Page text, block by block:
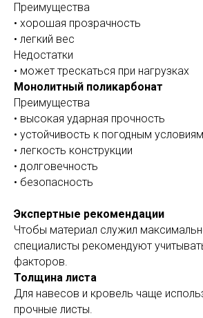
Преимущества
• хорошая прозрачность
• легкий вес
Недостатки
• может трескаться при нагрузках
Монолитный поликарбонат
Преимущества
• высокая ударная прочность
• устойчивость к погодным условиям
• легкость конструкции
• долговечность
• безопасность
Экспертные рекомендации
Чтобы материал служил
специалисты рекомендуют
факторов.
Толщина листа
Для навесов и кровель чаще
прочные листы.